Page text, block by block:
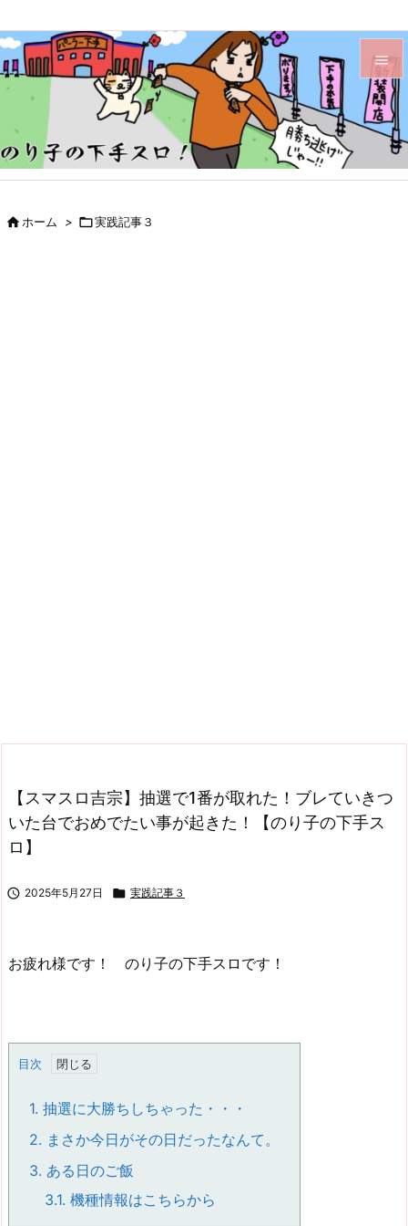


メニュ

サイド
ホーム > 実践記事３
【スマスロ吉宗】抽選で1番が取れた！ブレていきつ
いた台でおめでたい事が起きた！【のり子の下手ス
ロ】
 2025年5月27日  実践記事３
お疲れ様です！ のり子の下手スロです！
目次
1. 抽選に大勝ちしちゃった・・・
2. まさか今日がその日だったなんて。
3. ある日のご飯
3.1. 機種情報はこちらから